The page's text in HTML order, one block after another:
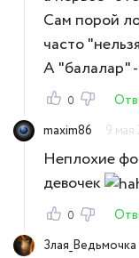
Сам порой
часто
А "балалар"
0
maxim86
9 мая
Неплохие
девочек
0
Злая_Ведьмочка